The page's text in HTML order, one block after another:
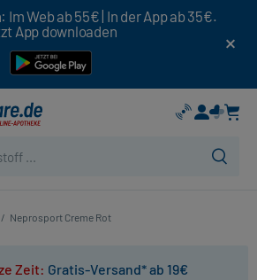
Web ab 55€ | In der App ab 35€.
App downloaden
/ Neprosport Creme Rot
Zeit: Gratis-Versand* ab 19€